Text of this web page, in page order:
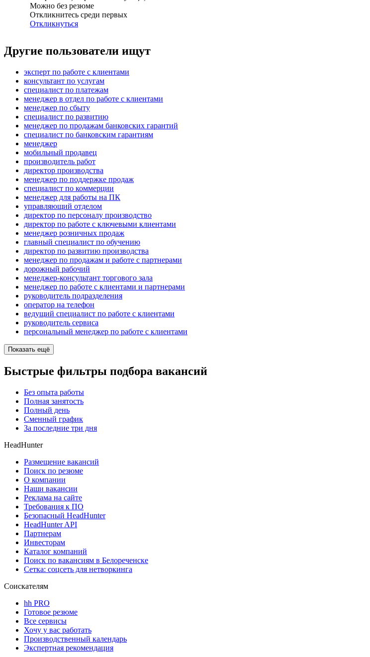
Можно без резюме
Откликнитесь среди первых
Откликнуться
Другие пользователи ищут
эксперт по работе с клиентами
консультант по услугам
специалист по платежам
менеджер в отдел по работе с клиентами
менеджер по сбыту
специалист по развитию
менеджер по продажам банковских гарантий
специалист по банковским гарантиям
менеджер
мобильный продавец
производитель работ
директор производства
менеджер по поддержке продаж
специалист по коммерции
менеджер для работы на ПК
управляющий отделом
директор по персоналу производство
директор по работе с ключевыми клиентами
менеджер розничных продаж
главный специалист по обучению
директор по развитию производства
менеджер по продажам и работе с партнерами
дорожный рабочий
менеджер-консультант торгового зала
менеджер по работе с клиентами и партнерами
руководитель подразделения
опeрaтoр нa тeлeфoн
ведущий специалист по работе с клиентами
руководитель сервиса
персональный менеджер по работе с клиентами
Показать ещё
Быстрые фильтры подбора вакансий
Без опыта работы
Полная занятость
Полный день
Сменный график
За последние три дня
HeadHunter
Размещение вакансий
Поиск по резюме
О компании
Наши вакансии
Реклама на сайте
Требования к ПО
Безопасный HeadHunter
HeadHunter API
Партнерам
Инвесторам
Каталог компаний
Поиск по вакансиям в Белореченске
Сетка: соцсеть для нетворкинга
Соискателям
hh PRO
Готовое резюме
Все сервисы
Хочу у вас работать
Производственный календарь
Экспертная рекомендация